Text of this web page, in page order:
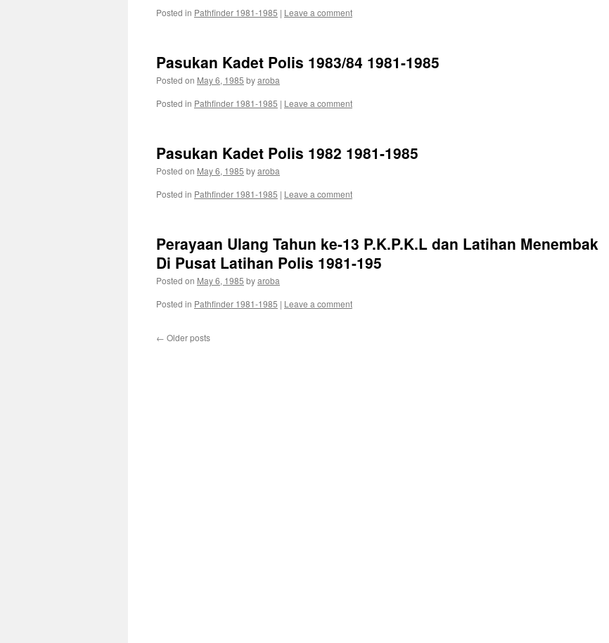
Posted in Pathfinder 1981-1985 | Leave a comment
Pasukan Kadet Polis 1983/84 1981-1985
Posted on May 6, 1985 byaroba
Posted in Pathfinder 1981-1985 | Leave a comment
Pasukan Kadet Polis 1982 1981-1985
Posted on May 6, 1985 byaroba
Posted in Pathfinder 1981-1985 | Leave a comment
Perayaan Ulang Tahun ke-13 P.K.P.K.L dan Latihan Menembak
Di Pusat Latihan Polis 1981-195
Posted on May 6, 1985 byaroba
Posted in Pathfinder 1981-1985 | Leave a comment
← Older posts